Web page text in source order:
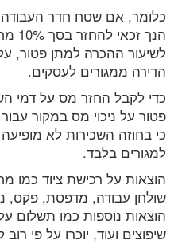
לשיעור ההכרה למתן פטור,
הדירה ממגורים לעסקים.
כדי לקבל החזר מס על דמי
פטור על ניכוי מס במקור
כי בחוזה השכירות לא
למגורים בלבד.
הוצאות על רכישת ציוד כמו
שולחן עבודה, מדפסת, פקס,
הוצאות נוספות כמו תשלום על
שיפוצים ועוד, יוכרו על פי